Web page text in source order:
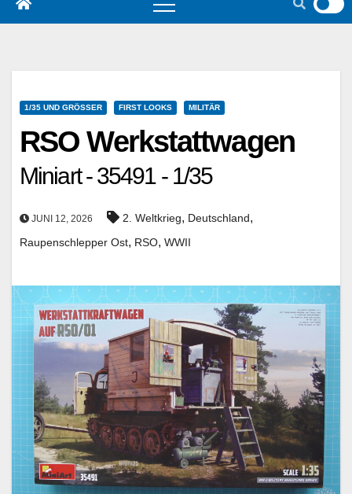
1/35 UND GRÖSSER FIRST LOOKS MILITÄR
RSO Werkstattwagen
Miniart - 35491 - 1/35
JUNI 12, 2026 2. Weltkrieg, Deutschland,
Raupenschlepper Ost, RSO, WWII